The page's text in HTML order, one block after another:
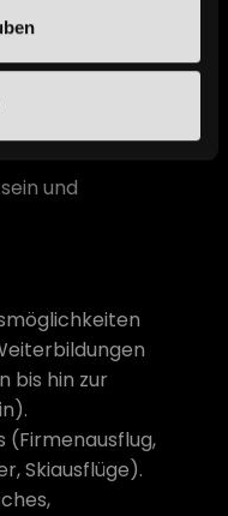
oder
und
bis hin zur
Skiausflüge).